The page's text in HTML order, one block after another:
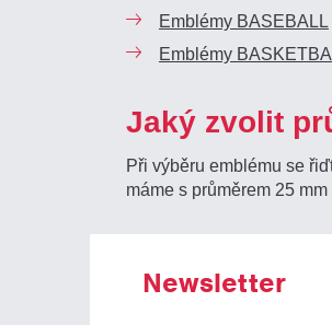
Emblémy BASEBALL
Emblémy
Jaký zvolit
Při výběru emblému se
máme s průměrem 25 mm
Newsletter